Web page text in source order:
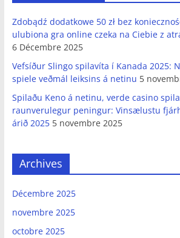
Zdobądź dodatkowe 50 zł bez
ulubiona gra online czeka na Ciebie z
6 Décembre 2025
Vefsíður Slingo spilavíta í Kanada 2025:
spiele veðmál leiksins á netinu 5
Spilaðu Keno á netinu, verde casino
raunverulegur peningur: Vinsælustu
árið 2025 5 novembre 2025
Archives
Décembre 2025
novembre 2025
octobre 2025